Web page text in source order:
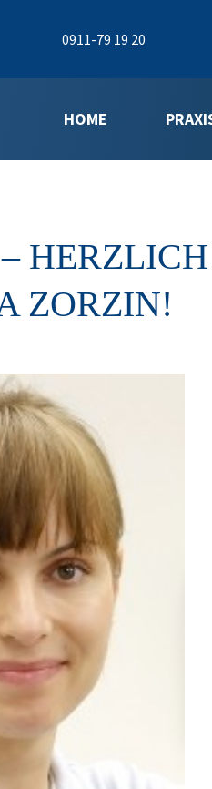
0911-79 19 20
HOME
–
ZORZIN!